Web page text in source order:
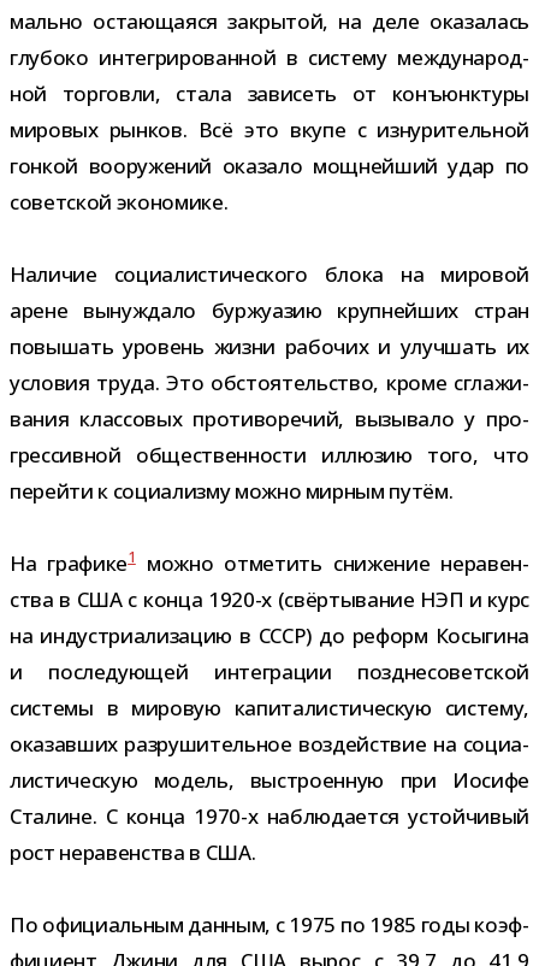
мально оста­ю­ща­яся закры­той, на деле ока­за­лась
глу­боко инте­гри­ро­ван­ной в систему меж­ду­на­род­
ной тор­говли, стала зави­сеть от конъ­юнк­туры
миро­вых рын­ков. Всё это вкупе с изну­ри­тель­ной
гон­кой воору­же­ний ока­зало мощ­ней­ший удар по
совет­ской экономике.
Наличие соци­а­ли­сти­че­ского блока на миро­вой
арене вынуж­дало бур­жу­а­зию круп­ней­ших стран
повы­шать уро­вень жизни рабо­чих и улуч­шать их
усло­вия труда. Это обсто­я­тель­ство, кроме сгла­жи­
ва­ния клас­со­вых про­ти­во­ре­чий, вызы­вало у про­
грес­сив­ной обще­ствен­но­сти иллю­зию того, что
перейти к соци­а­лизму можно мир­ным путём.
На гра­фике1можно отме­тить сни­же­ние нера­вен­
ства в США с конца 1920-​х (свёр­ты­ва­ние НЭП и курс
на инду­стри­а­ли­за­цию в СССР) до реформ Косыгина
и после­ду­ю­щей инте­гра­ции позд­не­со­вет­ской
системы в миро­вую капи­та­ли­сти­че­скую систему,
ока­зав­ших раз­ру­ши­тель­ное воз­дей­ствие на соци­а­
ли­сти­че­скую модель, выстро­ен­ную при Иосифе
Сталине. С конца 1970-​х наблю­да­ется устой­чи­вый
рост нера­вен­ства в США.
По офи­ци­аль­ным дан­ным, с 1975 по 1985 годы коэф­
фи­ци­ент Джини для США вырос с 39,7 до 41,9